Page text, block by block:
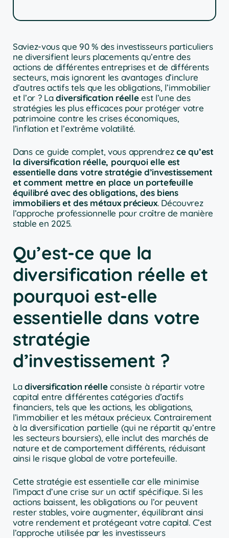
Saviez-vous que 90 % des investisseurs particuliers
ne diversifient leurs placements qu’entre des
actions de différentes entreprises et de différents
secteurs, mais ignorent les avantages d’inclure
d’autres actifs tels que les obligations, l’immobilier
et l’or ? Ladiversification réelleest l’une des
stratégies les plus efficaces pour protéger votre
patrimoine contre les crises économiques,
l’inflation et l’extrême volatilité.
Dans ce guide complet, vous apprendrezce qu’est
la diversification réelle, pourquoi elle est
essentielle dans votre stratégie d’investissement
et comment mettre en place un portefeuille
équilibré avec des obligations, des biens
immobiliers et des métaux précieux. Découvrez
l’approche professionnelle pour croître de manière
stable en 2025.
Qu’est-ce que la
diversification réelle et
pourquoi est-elle
essentielle dans votre
stratégie
d’investissement ?
Ladiversification réelleconsiste à répartir votre
capital entre différentes catégories d’actifs
financiers, tels que les actions, les obligations,
l’immobilier et les métaux précieux. Contrairement
à la diversification partielle (qui ne répartit qu’entre
les secteurs boursiers), elle inclut des marchés de
nature et de comportement différents, réduisant
ainsi le risque global de votre portefeuille.
Cette stratégie est essentielle car elle minimise
l’impact d’une crise sur un actif spécifique. Si les
actions baissent, les obligations ou l’or peuvent
rester stables, voire augmenter, équilibrant ainsi
votre rendement et protégeant votre capital. C’est
l’approche utilisée par les investisseurs